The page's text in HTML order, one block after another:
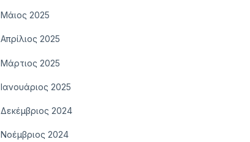
Μάιος 2025
Απρίλιος 2025
Μάρτιος 2025
Ιανουάριος 2025
Δεκέμβριος 2024
Νοέμβριος 2024